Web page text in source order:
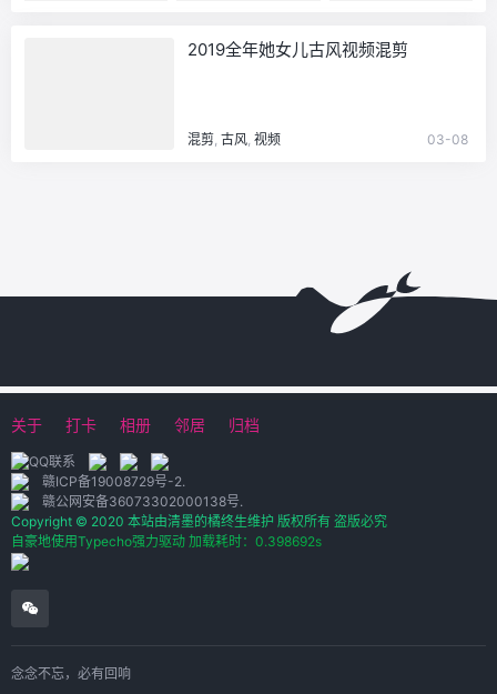
2019全年她女儿古风视频混剪
混剪, 古风, 视频 03-08
关于 打卡 相册 邻居 归档
赣ICP备19008729号-2.
赣公网安备36073302000138号.
Copyright © 2020 本站由清墨的橘终生维护 版权所有 盗版必究
自豪地使用Typecho强力驱动 加载耗时：0.398692s
念念不忘，必有回响